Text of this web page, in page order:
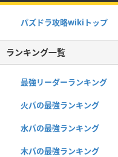
パズドラ攻略wikiトップ
ランキング一覧
最強リーダーランキング
火パの最強ランキング
水パの最強ランキング
木パの最強ランキング